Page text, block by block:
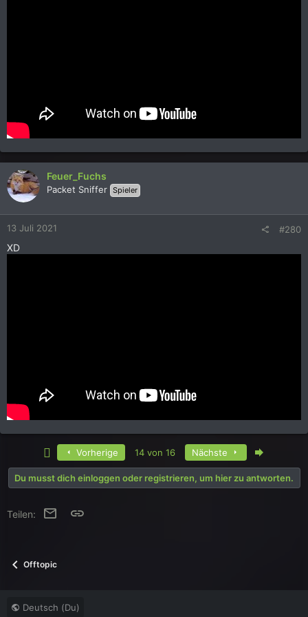
Feuer_Fuchs
Packet Sniffer Spieler
13 Juli 2021 #280
XD
Erste Vorherige 14 von 16 Nächste
Du musst dich einloggen oder registrieren, um hier zu antworten.
Teilen: E-Mail
Offtopic
Deutsch (Du)